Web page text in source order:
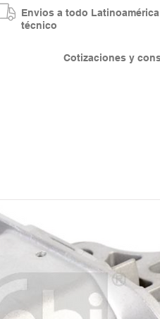
Cotizaciones y
Envios a todo
técnico